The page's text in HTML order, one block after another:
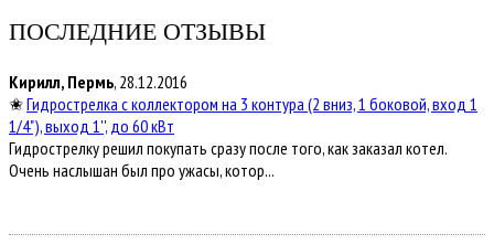
ПОСЛЕДНИЕ ОТЗЫВЫ
Кирилл, Пермь, 28.12.2016
✬Гидрострелка с коллектором на 3 контура (2 вниз, 1 боковой, вход 1
1/4"), выход 1'', до 60 кВт
Гидрострелку решил покупать сразу после того, как заказал котел.
Очень наслышан был про ужасы, котор...